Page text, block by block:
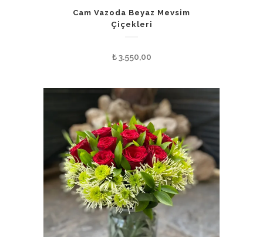
Cam Vazoda Beyaz Mevsim
Çiçekleri
₺3.550,00